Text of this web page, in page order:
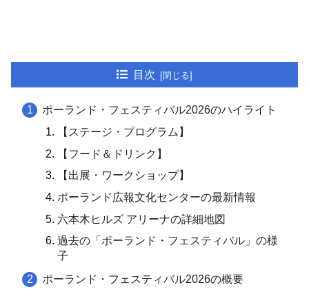
目次
ポーランド・フェスティバル2026のハイライト
【ステージ・プログラム】
【フード＆ドリンク】
【出展・ワークショップ】
ポーランド広報文化センターの最新情報
六本木ヒルズ アリーナの詳細地図
過去の「ポーランド・フェスティバル」の様
子
ポーランド・フェスティバル2026の概要